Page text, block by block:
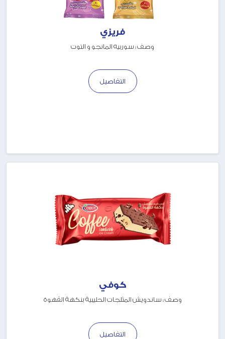
فريزي
وصف : سوربيه المانجو و التوت
التفاصيل
كوفي
وصف : ساندويش المثلجات الحليبية بنكهة القهوة
التفاصيل